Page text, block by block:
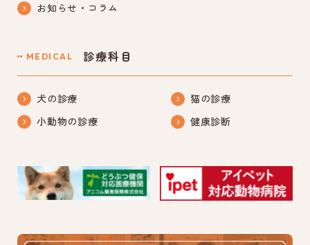
お知らせ・コラム
MEDICAL 診療科目
犬の診療
猫の診療
小動物の診療
健康診断